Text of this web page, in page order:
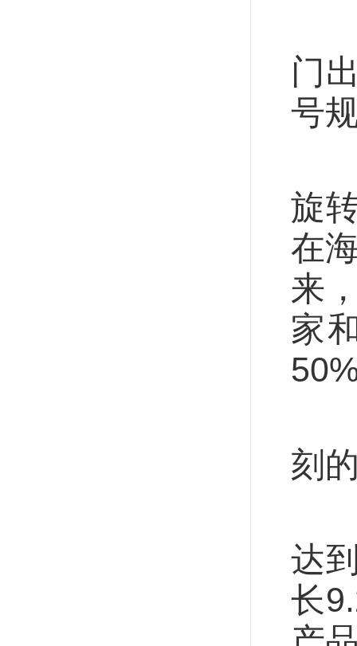
门
号
旋
在
来
家
刻
达
长